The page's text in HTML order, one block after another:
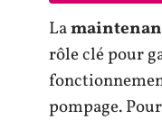
La
rôle clé pour
pompage.